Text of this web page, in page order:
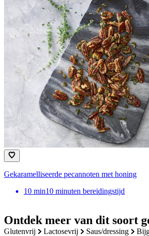
Ontdek meer van dit soort
glutenvrij lactosevrij saus/dressing
Gekaramelliseerde pecannoten met honing
10 min10 minuten bereidingstijd